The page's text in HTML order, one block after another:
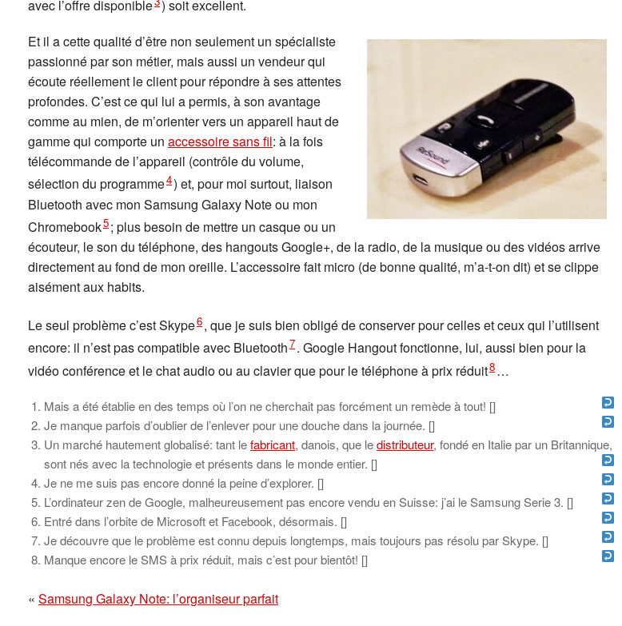
avec l’offre disponible ) soit excellent.
Et il a cette qualité d’être non seulement un spécialiste
passionné par son métier, mais aussi un vendeur qui
écoute réellement le client pour répondre à ses attentes
profondes. C’est ce qui lui a permis, à son avantage
comme au mien, de m’orienter vers un appareil haut de
gamme qui comporte un accessoire sans fil: à la fois
télécommande de l’appareil (contrôle du volume,
sélection du programme4) et, pour moi surtout, liaison
Bluetooth avec mon Samsung Galaxy Note ou mon
Chromebook5; plus besoin de mettre un casque ou un
écouteur, le son du téléphone, des hangouts Google+, de la radio, de la musique ou des vidéos arrive
directement au fond de mon oreille. L’accessoire fait micro (de bonne qualité, m’a-t-on dit) et se clippe
aisément aux habits.
Le seul problème c’est Skype6, que je suis bien obligé de conserver pour celles et ceux qui l’utilisent
encore: il n’est pas compatible avec Bluetooth7. Google Hangout fonctionne, lui, aussi bien pour la
vidéo conférence et le chat audio ou au clavier que pour le téléphone à prix réduit8…
Mais a été établie en des temps où l’on ne cherchait pas forcément un remède à tout! []
Je manque parfois d’oublier de l’enlever pour une douche dans la journée. []
Un marché hautement globalisé: tant lefabricant, danois, que ledistributeur, fondé en Italie par un Britannique,
sont nés avec la technologie et présents dans le monde entier. []
Je ne me suis pas encore donné la peine d’explorer. []
L’ordinateur zen de Google, malheureusement pas encore vendu en Suisse: j’ai le Samsung Serie 3. []
Entré dans l’orbite de Microsoft et Facebook, désormais. []
Je découvre que le problème est connu depuis longtemps, mais toujours pas résolu par Skype. []
Manque encore le SMS à prix réduit, mais c’est pour bientôt! []
« Samsung Galaxy Note: l’organiseur parfait